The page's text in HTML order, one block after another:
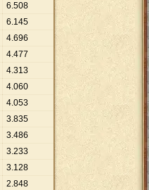
6.508
6.145
4.696
4.477
4.313
4.060
4.053
3.835
3.486
3.233
3.128
2.848